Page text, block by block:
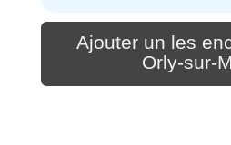
Ajouter un les
Orly-sur-